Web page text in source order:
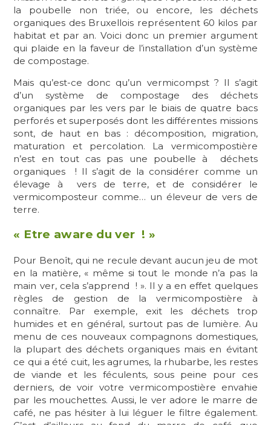
la poubelle non triée, ou encore, les déchets
organiques des Bruxellois représentent 60 kilos par
habitat et par an. Voici donc un premier argument
qui plaide en la faveur de l’installation d’un système
de compostage.
Mais qu’est-ce donc qu’un vermicompst ? Il s’agit
d’un système de compostage des déchets
organiques par les vers par le biais de quatre bacs
perforés et superposés dont les différentes missions
sont, de haut en bas : décomposition, migration,
maturation et percolation. La vermicompostière
n’est en tout cas pas une poubelle à déchets
organiques ! Il s’agit de la considérer comme un
élevage à vers de terre, et de considérer le
vermicomposteur comme… un éleveur de vers de
terre.
« Etre aware du ver ! »
Pour Benoît, qui ne recule devant aucun jeu de mot
en la matière, « même si tout le monde n’a pas la
main ver, cela s’apprend ! ». Il y a en effet quelques
règles de gestion de la vermicompostière à
connaître. Par exemple, exit les déchets trop
humides et en général, surtout pas de lumière. Au
menu de ces nouveaux compagnons domestiques,
la plupart des déchets organiques mais en évitant
ce qui a été cuit, les agrumes, la rhubarbe, les restes
de viande et les féculents, sous peine pour ces
derniers, de voir votre vermicompostière envahie
par les mouchettes. Aussi, le ver adore le marre de
café, ne pas hésiter à lui léguer le filtre également.